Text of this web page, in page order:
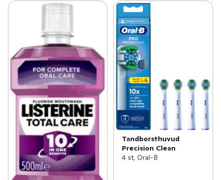
Tandborsthuvud
Precision Clean
4 st, Oral-B